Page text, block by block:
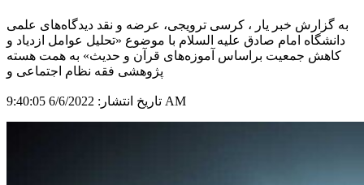
به گزارش خبر یار ، کرسی ترویجی، عرضه و نقد دیدگاه‌های علمی
دانشگاه امام صادق علیه السلام با موضوع «تحلیل عوامل ازدیاد و
کاهش جمعیت براساس آموزه‌های قرآن و حدیث» به همت هسته
پژوهشی فقه نظام اجتماعی و
تاریخ انتشار: 6/6/2022 9:40:05 AM